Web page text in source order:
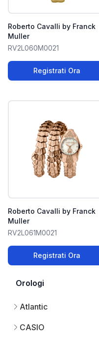
Orologi
Atlantic
CASIO
Roberto Cavalli by Franck
Muller
RV2L060M0021
Registrati Ora
Roberto Cavalli by Franck
Muller
RV2L061M0021
Registrati Ora